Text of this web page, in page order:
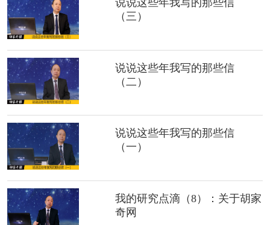
说说这些年我写的那些信
（三）
说说这些年我写的那些信
（二）
说说这些年我写的那些信
（一）
我的研究点滴（8）：关于胡家
奇网